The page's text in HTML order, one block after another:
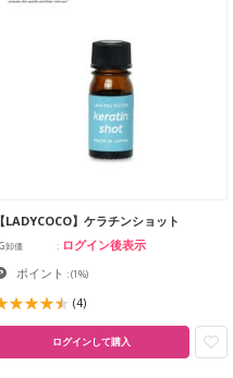
【LADYCOCO】ケラチンショット
卸価 ログイン後表示
ポイント :(1%)
(4)
ログインして購入